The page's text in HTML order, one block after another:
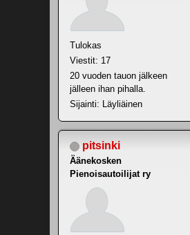
Tulokas
Viestit: 17
20 vuoden tauon jälkeen
jälleen ihan pihalla.
Sijainti: Läyliäinen
pitsinki
Äänekosken
Pienoisautoilijat ry